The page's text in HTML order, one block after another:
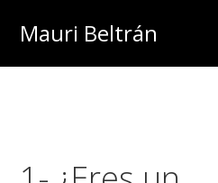
primary
main
footer
Mauri Beltrán